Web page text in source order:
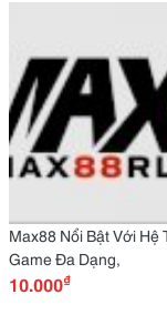
Max88 Nổi Bật Với Hệ
Game Đa Dạng,
10.000₫